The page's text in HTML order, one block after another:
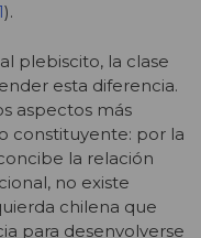
).
plebiscito, la clase
esta diferencia.
aspectos más
constituyente: por la
la relación
no existe
chilena que
para desenvolverse